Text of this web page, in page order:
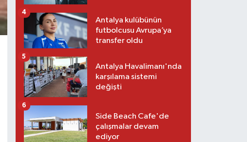
Antalya kulübünün
futbolcusu Avrupa’ya
transfer oldu
4
Antalya Havalimanı'nda
karşılama sistemi
değişti
5
Side Beach Cafe'de
çalışmalar devam
ediyor
6